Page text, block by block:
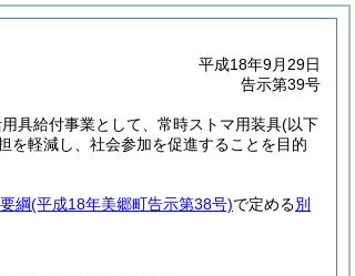
平成18年9月29日
告示第39号
具給付事業として、常時ストマ用装具(以下
を軽減し、社会参加を促進することを目的
綱(平成18年美郷町告示第38号)で定める別